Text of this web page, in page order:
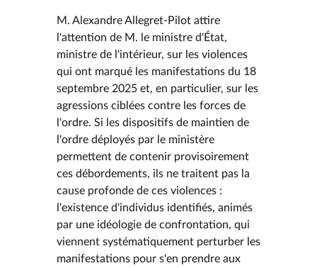
M. Alexandre Allegret-Pilot attire
l'attention de M. le ministre d'État,
ministre de l'intérieur, sur les violences
qui ont marqué les manifestations du 18
septembre 2025 et, en particulier, sur les
agressions ciblées contre les forces de
l'ordre. Si les dispositifs de maintien de
l'ordre déployés par le ministère
permettent de contenir provisoirement
ces débordements, ils ne traitent pas la
cause profonde de ces violences :
l'existence d'individus identifiés, animés
par une idéologie de confrontation, qui
viennent systématiquement perturber les
manifestations pour s'en prendre aux